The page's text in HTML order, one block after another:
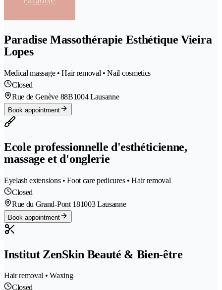
Paradise Massothérapie Esthétique Vieira
Lopes
Medical massage • Hair removal • Nail cosmetics
Closed
Rue de Genève 88B1004 Lausanne
Book appointment
Ecole professionnelle d'esthéticienne,
massage et d'onglerie
Eyelash extensions • Foot care pedicures • Hair removal
Closed
Rue du Grand-Pont 181003 Lausanne
Book appointment
Institut ZenSkin Beauté & Bien-être
Hair removal • Waxing
Closed